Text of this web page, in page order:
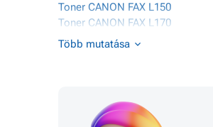
Toner CANON FAX L150
Toner CANON FAX L170
Toner CANON FAX L410
Több mutatása